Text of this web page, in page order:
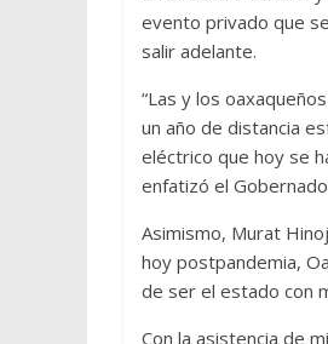
evento privado que
salir adelante.
“Las y los
un año de distancia
eléctrico que hoy se
enfatizó el
Asimismo, Murat
hoy postpandemia,
de ser el estado con
Con la asistencia de